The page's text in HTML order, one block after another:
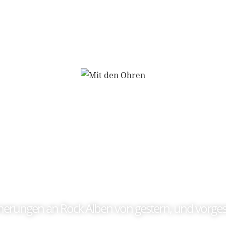
an Rock Alben von gestern, und